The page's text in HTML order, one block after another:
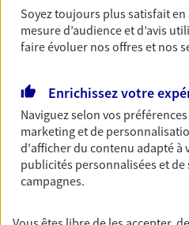
Découvrir l'offre Garantie
OBTENIR UN
Multirisque
Gagnez en simplicité et en
assurance multirisque
unique pour protéger vos
équipements et stocks…
responsabilité civile.
Découvrir l'offre Multirisque
Soyez toujours plus satisfait en
mesure d’audience et d’avis
faire évoluer nos offres et nos
Enrichissez votre
Naviguez selon vos préférences
marketing et de
d'afficher du contenu adapté à
publicités personnalisées et
campagnes.